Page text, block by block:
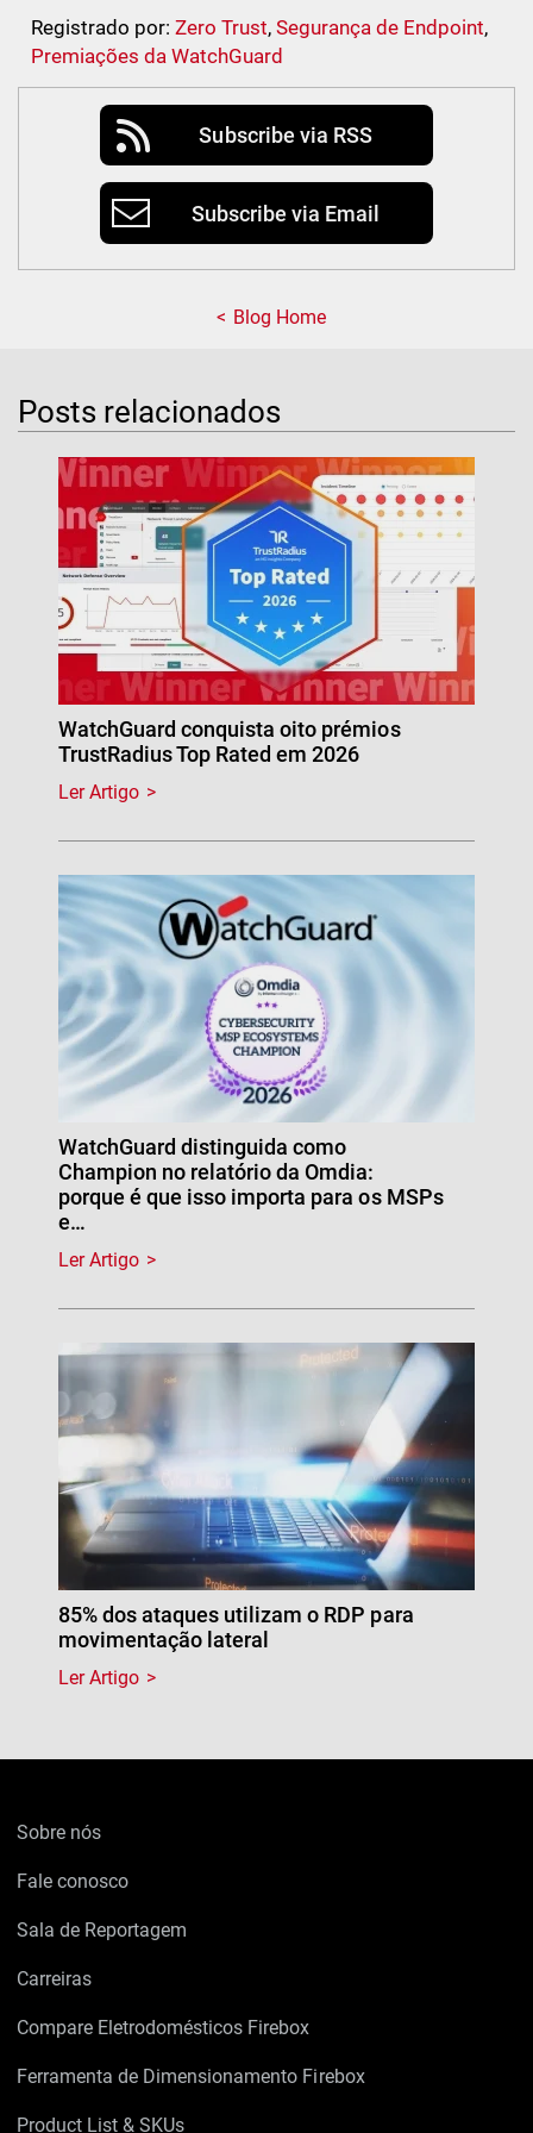
Registrado por: Zero Trust, Segurança de Endpoint,
Premiações da WatchGuard
Subscribe via RSS
Subscribe via Email
Blog Home
Posts relacionados
WatchGuard conquista oito prémios
TrustRadius Top Rated em 2026
Ler Artigo
WatchGuard distinguida como
Champion no relatório da Omdia:
porque é que isso importa para os MSPs
e…
Ler Artigo
85% dos ataques utilizam o RDP para
movimentação lateral
Ler Artigo
Sobre nós
Fale conosco
Sala de Reportagem
Carreiras
Compare Eletrodomésticos Firebox
Ferramenta de Dimensionamento Firebox
Product List & SKUs